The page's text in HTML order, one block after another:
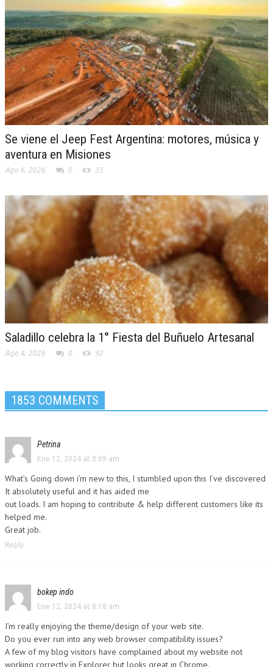
Se viene el Jeep Fest Argentina: motores, música y
aventura en Misiones
Ago 6, 2026 0 33
Saladillo celebra la 1° Fiesta del Buñuelo Artesanal
Ago 4, 2026 0 92
1853 COMMENTS
Petrina
Ene 12, 2024 at 8:09 am
What’s Going down i’m new to this, I stumbled upon this I’ve discovered
It absolutely useful and it has aided me
out loads. I am hoping to contribute & help different customers like its
helped me.
Great job.
Reply
bokep indo
Ene 12, 2024 at 8:18 am
I’m really enjoying the theme/design of your web site.
Do you ever run into any web browser compatibility issues?
A few of my blog visitors have complained about my website not
working correctly in Explorer but looks great in Chrome.